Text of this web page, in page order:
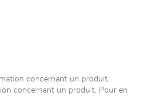
concernant un produit.
concernant un produit. Pour en